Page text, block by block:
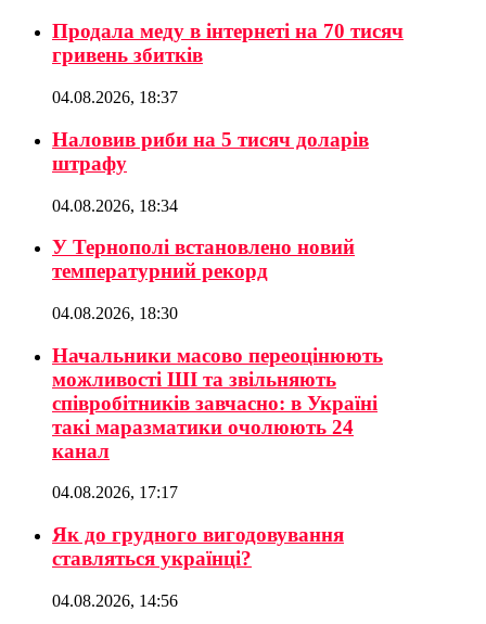
Продала меду в інтернеті на 70 тисяч
гривень збитків
04.08.2026, 18:37
Наловив риби на 5 тисяч доларів
штрафу
04.08.2026, 18:34
У Тернополі встановлено новий
температурний рекорд
04.08.2026, 18:30
Начальники масово переоцінюють
можливості ШІ та звільняють
співробітників завчасно: в Україні
такі маразматики очолюють 24
канал
04.08.2026, 17:17
Як до грудного вигодовування
ставляться українці?
04.08.2026, 14:56